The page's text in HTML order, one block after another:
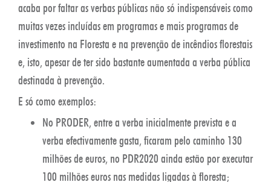
acaba por faltar as verbas públicas não só indispensáveis como
muitas vezes incluídas em programas e mais programas de
investimento na Floresta e na prevenção de incêndios florestais
e, isto, apesar de ter sido bastante aumentada a verba pública
destinada à prevenção.
E só como exemplos:
No PRODER, entre a verba inicialmente prevista e a
verba efectivamente gasta, ficaram pelo caminho 130
milhões de euros, no PDR2020 ainda estão por executar
100 milhões euros nas medidas ligadas à floresta;